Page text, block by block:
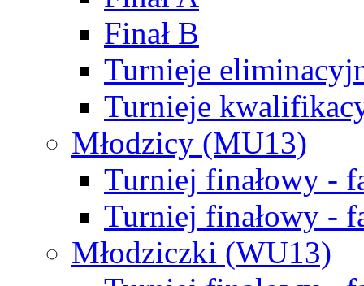
Finał B
Turnieje
Turnieje
Młodzicy (MU13)
Turniej finałowy -
Turniej finałowy -
Młodziczki (WU13)